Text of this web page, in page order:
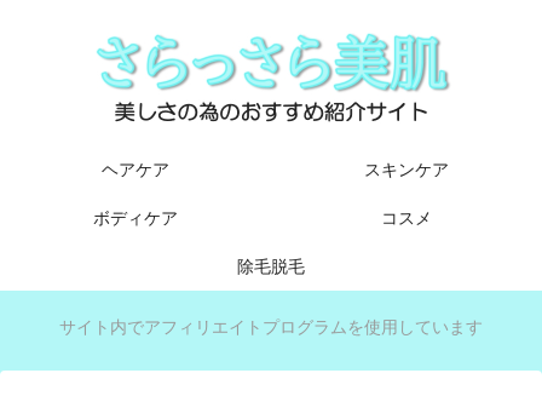
ヘアケア スキンケア
ボディケア コスメ
除毛脱毛
サイト内でアフィリエイトプログラムを使用しています